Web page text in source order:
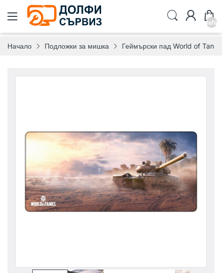
Начало Подложки за мишка Геймърски пад World of